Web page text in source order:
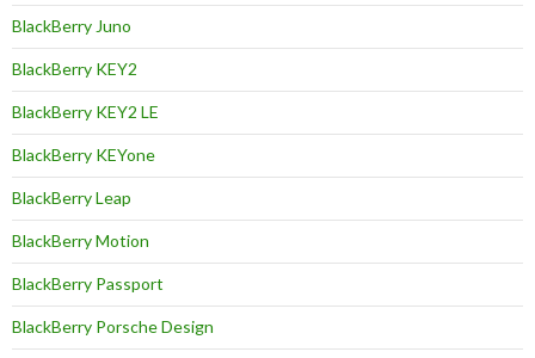
BlackBerry Juno
BlackBerry KEY2
BlackBerry KEY2 LE
BlackBerry KEYone
BlackBerry Leap
BlackBerry Motion
BlackBerry Passport
BlackBerry Porsche Design